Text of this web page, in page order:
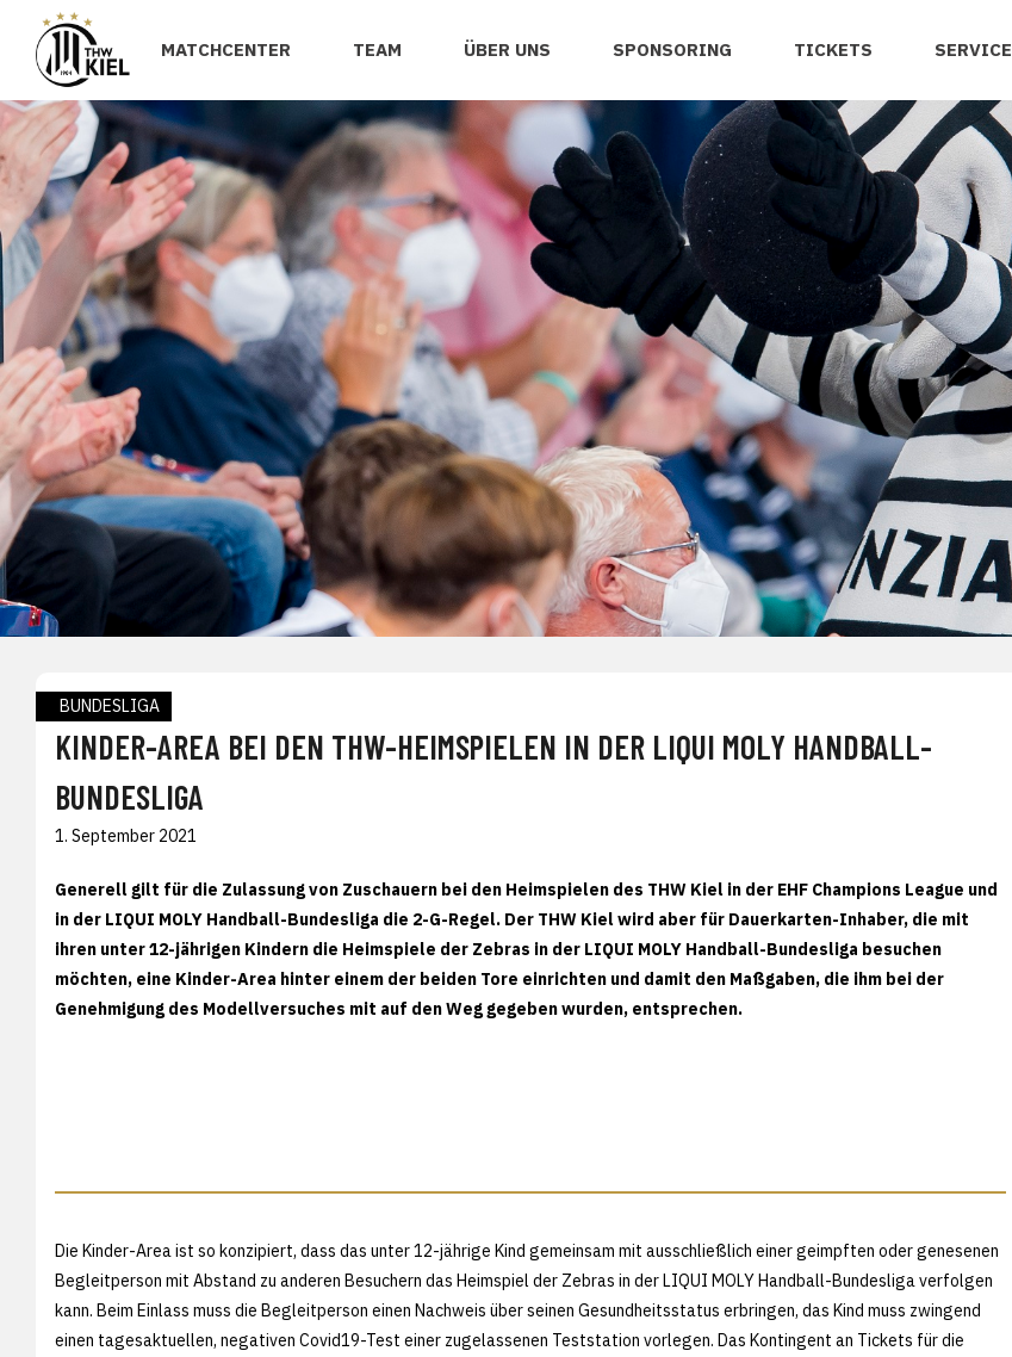
MATCHCENTER TEAM ÜBER UNS SPONSORING TICKETS SERVICE
BUNDESLIGA
KINDER-AREA BEI DEN THW-HEIMSPIELEN IN DER LIQUI MOLY HANDBALL-
BUNDESLIGA
1. September 2021
Generell gilt für die Zulassung von Zuschauern bei den Heimspielen des THW Kiel in der EHF Champions League und
in der LIQUI MOLY Handball-Bundesliga die 2-G-Regel. Der THW Kiel wird aber für Dauerkarten-Inhaber, die mit
ihren unter 12-jährigen Kindern die Heimspiele der Zebras in der LIQUI MOLY Handball-Bundesliga besuchen
möchten, eine Kinder-Area hinter einem der beiden Tore einrichten und damit den Maßgaben, die ihm bei der
Genehmigung des Modellversuches mit auf den Weg gegeben wurden, entsprechen.
Die Kinder-Area ist so konzipiert, dass das unter 12-jährige Kind gemeinsam mit ausschließlich einer geimpften oder genesenen
Begleitperson mit Abstand zu anderen Besuchern das Heimspiel der Zebras in der LIQUI MOLY Handball-Bundesliga verfolgen
kann. Beim Einlass muss die Begleitperson einen Nachweis über seinen Gesundheitsstatus erbringen, das Kind muss zwingend
einen tagesaktuellen, negativen Covid19-Test einer zugelassenen Teststation vorlegen. Das Kontingent an Tickets für die